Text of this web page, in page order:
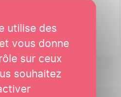
utilise des
vous donne
sur ceux
souhaitez